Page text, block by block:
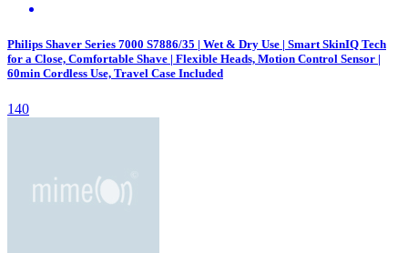
Philips Shaver Series 7000 S7886/35 | Wet & Dry Use | Smart SkinIQ Tech
for a Close, Comfortable Shave | Flexible Heads, Motion Control Sensor |
60min Cordless Use, Travel Case Included
140